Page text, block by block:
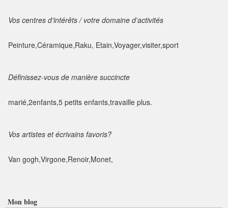
Vos centres d'intérêts / votre domaine d'activités
Peinture,Céramique,Raku, Etain,Voyager,visiter,sport
Définissez-vous de manière succincte
marié,2enfants,5 petits enfants,travaille plus.
Vos artistes et écrivains favoris?
Van gogh,Virgone,Renoir,Monet,
Mon blog